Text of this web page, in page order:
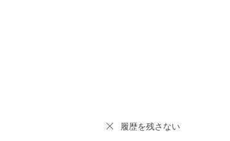
履歴を残さない